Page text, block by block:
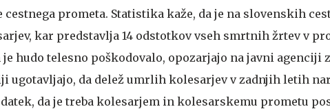
prometa. Statistika kaže, da je na slovenskih
kar predstavlja 14 odstotkov vseh smrtnih žrtev v
je hudo telesno poškodovalo, opozarjajo na javni agenciji
ugotavljajo, da delež umrlih kolesarjev v zadnjih letih
da je treba kolesarjem in kolesarskemu prometu